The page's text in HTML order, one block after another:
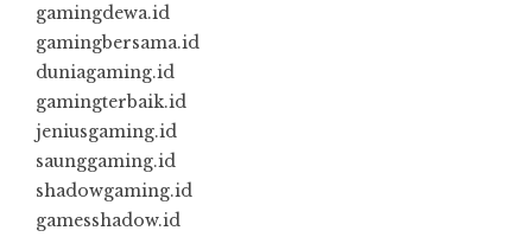
gamingdewa.id
gamingbersama.id
duniagaming.id
gamingterbaik.id
jeniusgaming.id
saunggaming.id
shadowgaming.id
gamesshadow.id